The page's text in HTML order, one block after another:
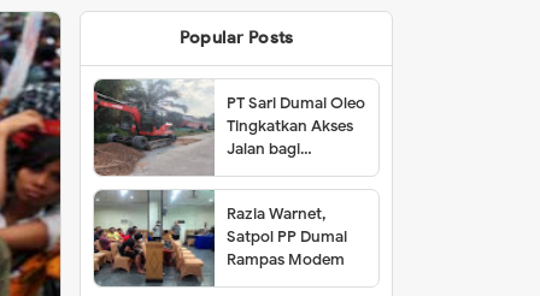
Popular Posts
PT Sari Dumai Oleo
Tingkatkan Akses
Jalan bagi
Masyarakat Lubuk
Gaung
Razia Warnet,
Satpol PP Dumai
Rampas Modem